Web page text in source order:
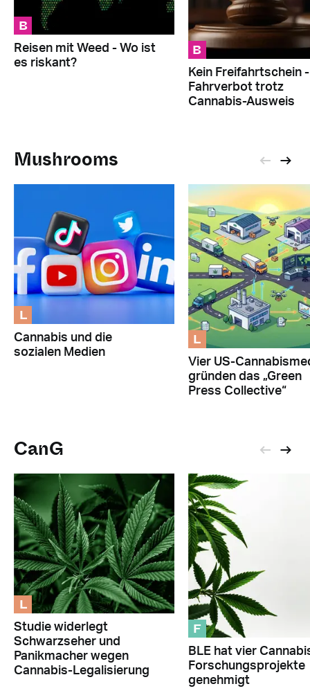
B
Reisen mit Weed - Wo ist
es riskant?
B
Kein Freifahrtschein -
Fahrverbot trotz
Cannabis-Ausweis
Mushrooms
L
Cannabis und die
sozialen Medien
L
Vier US-
gründen das „Green
Press Collective“
CanG
L
Studie widerlegt
Schwarzseher und
Panikmacher wegen
Cannabis-Legalisierung
F
BLE hat vier
Forschungsprojekte
genehmigt